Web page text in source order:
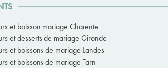
et boisson mariage Charente
et desserts de mariage Gironde
et boissons de mariage Landes
et boissons de mariage Tarn